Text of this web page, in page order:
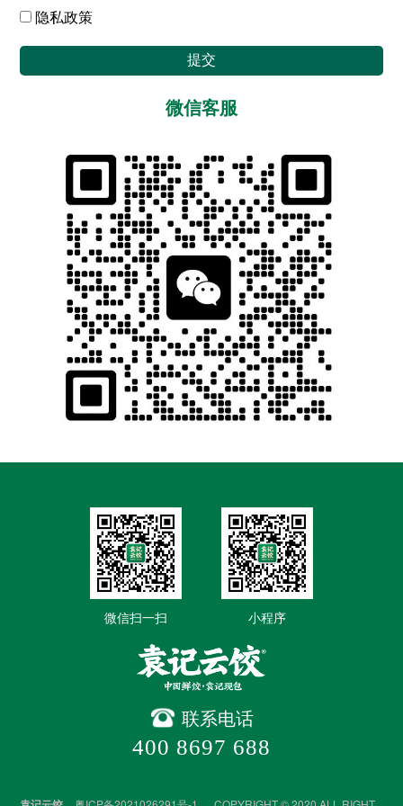
隐私政策
提交
微信客服
微信扫一扫 小程序
联系电话
400 8697 688